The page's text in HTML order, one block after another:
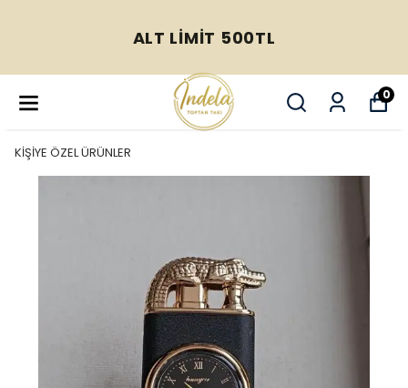
ALT LİMİT 500TL
0
KİŞİYE ÖZEL ÜRÜNLER